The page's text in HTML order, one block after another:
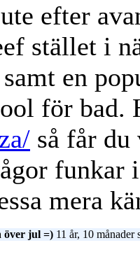
efter
stället i
en
för bad.
så får
funkar
mera
över jul =) 11 år, 10 månader